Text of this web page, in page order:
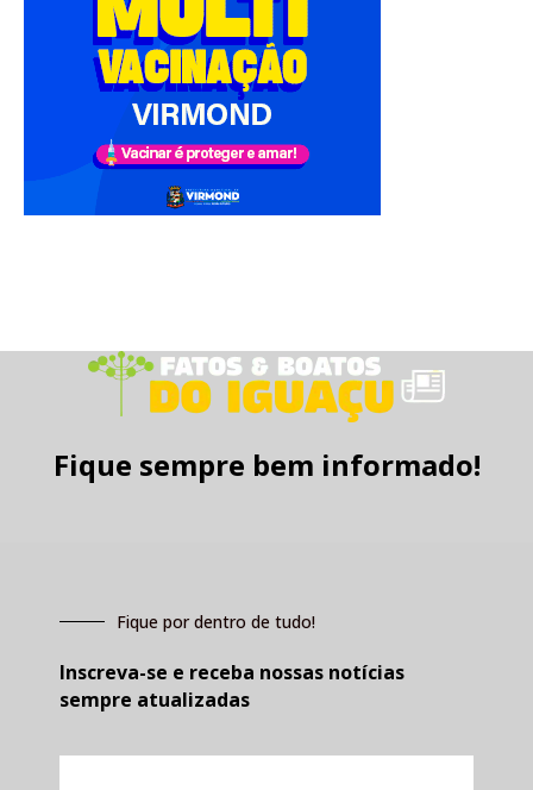
Fique sempre bem informado!
Fique por dentro de tudo!
Inscreva-se e receba nossas notícias
sempre atualizadas